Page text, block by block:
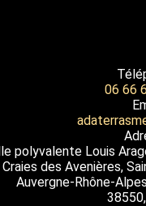
06 66
polyvalente Louis
des Avenières,
Auvergne-Rhône-